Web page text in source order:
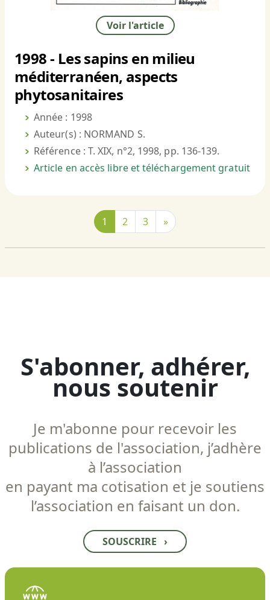
Voir l'article
1998 - Les sapins en milieu
méditerranéen, aspects
phytosanitaires
Année : 1998
Auteur(s) : NORMAND S.
Référence : T. XIX, n°2, 1998, pp. 136-139.
Article en accès libre et téléchargement gratuit
1 2 3 »
S'abonner, adhérer,
nous soutenir
Je m'abonne pour recevoir les
publications de l'association, j’adhère
à l’association
en payant ma cotisation et je soutiens
l’association en faisant un don.
SOUSCRIRE ›